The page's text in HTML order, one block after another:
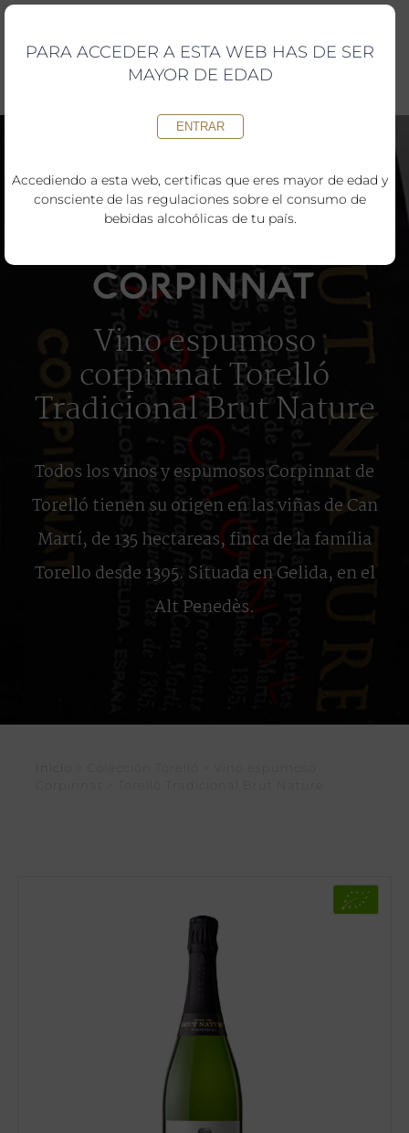
Saltar
contenido
Vino espumoso
corpinnat Torelló
Tradicional Brut Nature
Todos los vinos y espumosos Corpinnat de
Torelló tienen su origen en las viñas de Can
Martí, de 135 hectareas, finca de la família
Torello desde 1395. Situada en Gelida, en el
Alt Penedès.
Inici
PARA ACCEDER A ESTA WEB HAS DE SER
MAYOR DE EDAD
ENTRAR
Accediendo a esta web, certificas que eres mayor de edad y
consciente de las regulaciones sobre el consumo de
bebidas alcohólicas de tu país.